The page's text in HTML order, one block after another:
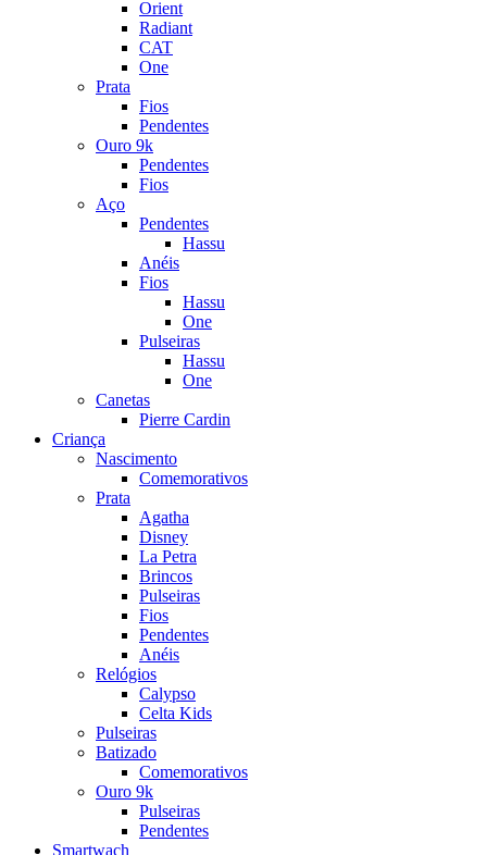
Orient
Radiant
CAT
One
Prata
Fios
Pendentes
Ouro 9k
Pendentes
Fios
Aço
Pendentes
Hassu
Anéis
Fios
Hassu
One
Pulseiras
Hassu
One
Canetas
Pierre Cardin
Criança
Nascimento
Comemorativos
Prata
Agatha
Disney
La Petra
Brincos
Pulseiras
Fios
Pendentes
Anéis
Relógios
Calypso
Celta Kids
Pulseiras
Batizado
Comemorativos
Ouro 9k
Pulseiras
Pendentes
Smartwach